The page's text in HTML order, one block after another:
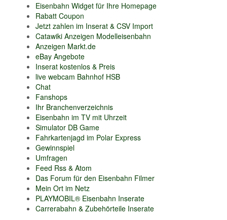
Eisenbahn Widget für Ihre Homepage
Rabatt Coupon
Jetzt zahlen im Inserat & CSV Import
Catawiki Anzeigen Modelleisenbahn
Anzeigen Markt.de
eBay Angebote
Inserat kostenlos & Preis
live webcam Bahnhof HSB
Chat
Fanshops
Ihr Branchenverzeichnis
Eisenbahn im TV mit Uhrzeit
Simulator DB Game
Fahrkartenjagd im Polar Express
Gewinnspiel
Umfragen
Feed Rss & Atom
Das Forum für den Eisenbahn Filmer
Mein Ort im Netz
PLAYMOBIL® Eisenbahn Inserate
Carrerabahn & Zubehörteile Inserate